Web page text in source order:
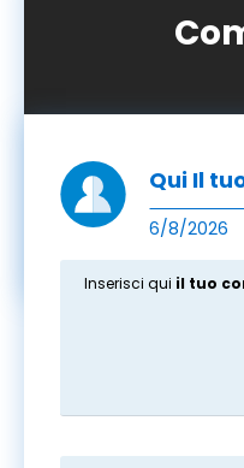
Qui Il
6/8/2026
Inserisci qui il tuo